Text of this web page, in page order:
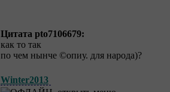
Цитата pto7106679:
как то так
по чем нынче ©опиу. для народа)?
Winter2013